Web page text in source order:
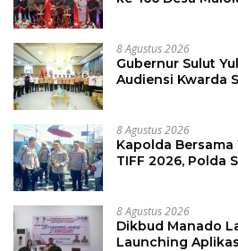
8 Agustus 2026
Gubernur Sulut
Audiensi Kwarda
8 Agustus 2026
Kapolda
TIFF 2026, Polda
8 Agustus 2026
Dikbud Manado
Launching